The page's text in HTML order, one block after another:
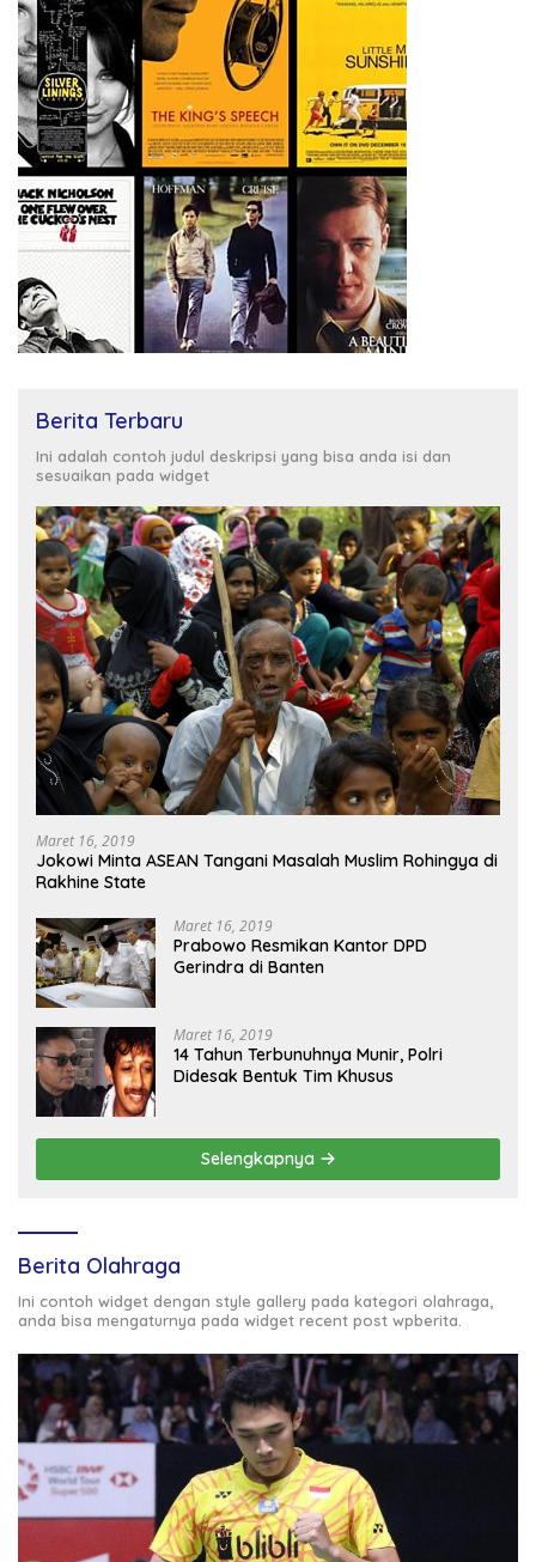
Berita Terbaru
Ini adalah contoh judul deskripsi yang bisa anda isi dan
sesuaikan pada widget
Maret 16, 2019
Jokowi Minta ASEAN Tangani Masalah Muslim Rohingya di
Rakhine State
Maret 16, 2019
Prabowo Resmikan Kantor DPD
Gerindra di Banten
Maret 16, 2019
14 Tahun Terbunuhnya Munir, Polri
Didesak Bentuk Tim Khusus
Selengkapnya
Berita Olahraga
Ini contoh widget dengan style gallery pada kategori olahraga,
anda bisa mengaturnya pada widget recent post wpberita.